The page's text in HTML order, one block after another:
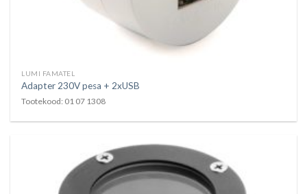
LUMI FAMATEL
Adapter 230V pesa + 2xUSB
Tootekood: 01 07 1308